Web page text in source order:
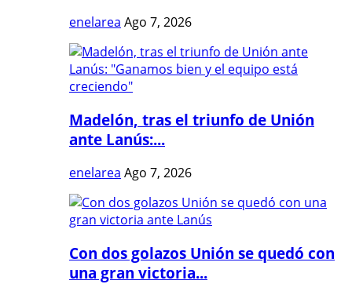
enelarea Ago 7, 2026
Madelón, tras el triunfo de Unión
ante Lanús:...
enelarea Ago 7, 2026
Con dos golazos Unión se quedó con
una gran victoria...